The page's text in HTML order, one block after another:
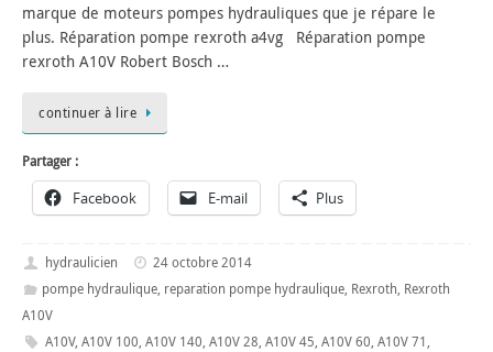
marque de moteurs pompes hydrauliques que je répare le
plus. Réparation pompe rexroth a4vg Réparation pompe
rexroth A10V Robert Bosch …
continuer à lire
Partager :
Facebook E-mail Plus
hydraulicien
24 octobre 2014
pompe hydraulique, reparation pompe hydraulique, Rexroth, Rexroth
A10V
A10V, A10V 100, A10V 140, A10V 28, A10V 45, A10V 60, A10V 71,